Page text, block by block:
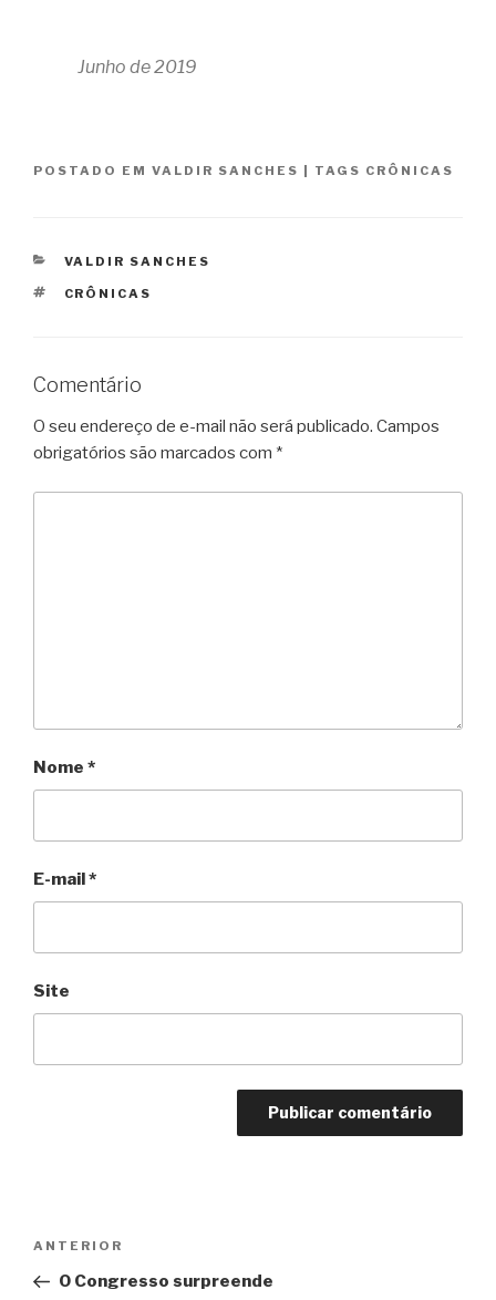
Junho de 2019
POSTADO EM VALDIR SANCHES | TAGS CRÔNICAS
CATEGORIAS
VALDIR SANCHES
TAGS
CRÔNICAS
Comentário
O seu endereço de e-mail não será publicado. Campos
obrigatórios são marcados com *
Nome *
E-mail*
Site
Anterior
ANTERIOR
O Congresso surpreende